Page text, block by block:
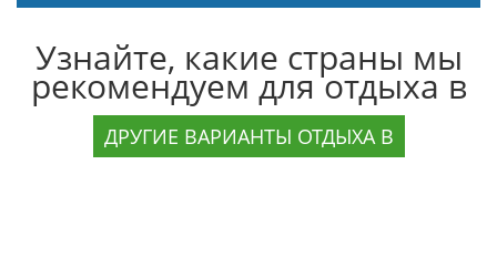
Узнайте, какие страны мы
рекомендуем для отдыха в
ДРУГИЕ ВАРИАНТЫ ОТДЫХА В